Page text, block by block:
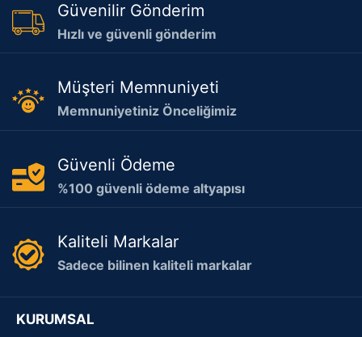
Güvenilir Gönderim
Hızlı ve güvenli gönderim
Müşteri Memnuniyeti
Memnuniyetiniz Önceliğimiz
Güvenli Ödeme
%100 güvenli ödeme altyapısı
Kaliteli Markalar
Sadece bilinen kaliteli markalar
KURUMSAL